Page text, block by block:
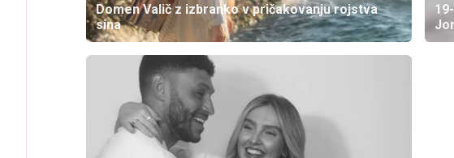
Domen Valič z izbranko v pričakovanju rojstva
sina